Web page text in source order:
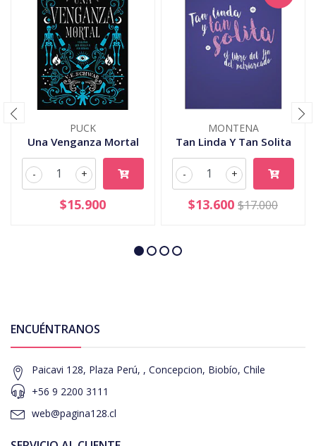
PUCK
Una Venganza Mortal
+
-
$15.900
MONTENA
Tan Linda Y Tan Solita
+
-
$13.600 $17.000
ENCUÉNTRANOS
Paicavi 128, Plaza Perú, , Concepcion, Biobío, Chile
+56 9 2200 3111
web@pagina128.cl